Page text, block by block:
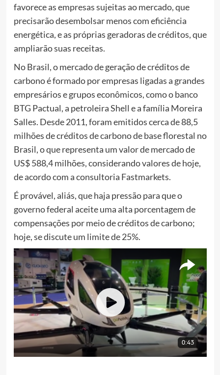
favorece as empresas sujeitas ao mercado, que
precisarão desembolsar menos com eficiência
energética, e as próprias geradoras de créditos, que
ampliarão suas receitas.
No Brasil, o mercado de geração de créditos de
carbono é formado por empresas ligadas a grandes
empresários e grupos econômicos, como o banco
BTG Pactual, a petroleira Shell e a família Moreira
Salles. Desde 2011, foram emitidos cerca de 88,5
milhões de créditos de carbono de base florestal no
Brasil, o que representa um valor de mercado de
US$ 588,4 milhões, considerando valores de hoje,
de acordo com a consultoria Fastmarkets.
É provável, aliás, que haja pressão para que o
governo federal aceite uma alta porcentagem de
compensações por meio de créditos de carbono;
hoje, se discute um limite de 25%.